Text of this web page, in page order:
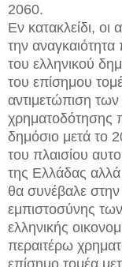
2060.
Εν κατακλείδι, οι
την
του ελληνικού
του επίσημου
αντιμετώπιση
χρηματοδότησης
δημόσιο μετά το
του πλαισίου
της Ελλάδας
θα συνέβαλε
εμπιστοσύνης
ελληνικής
περαιτέρω
επίσημο τομέα